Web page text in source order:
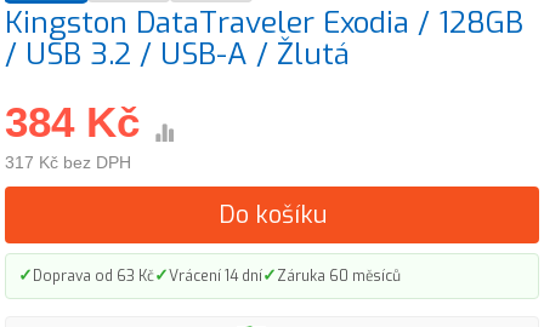
Kingston DataTraveler Exodia / 128GB
/ USB 3.2 / USB-A / Žlutá
384 Kč
317 Kč bez DPH
Do košíku
✓Doprava od 63 Kč✓Vrácení 14 dní✓Záruka 60 měsíců